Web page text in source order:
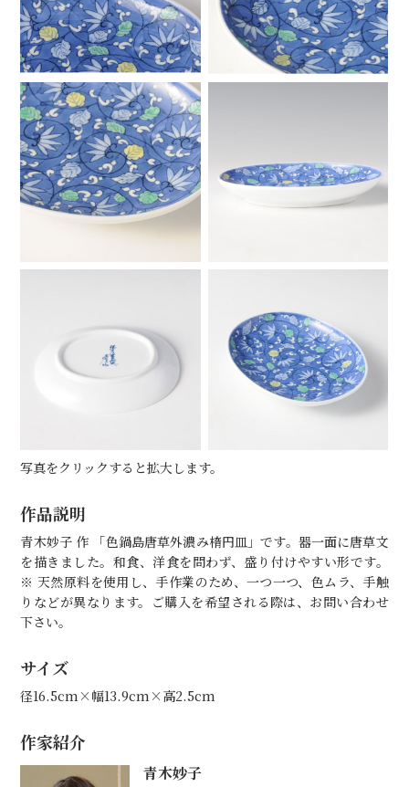
写真をクリックすると拡大します。
作品説明
青木妙子 作 「色鍋島唐草外濃み楕円皿」です。器一面に唐草文
を描きました。和食、洋食を問わず、盛り付けやすい形です。
※ 天然原料を使用し、手作業のため、一つ一つ、色ムラ、手触
りなどが異なります。ご購入を希望される際は、お問い合わせ
下さい。
サイズ
径16.5cm×幅13.9cm×高2.5cm
作家紹介
青木妙子